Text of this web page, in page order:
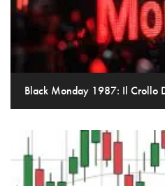
Black Monday 1987: Il Crollo